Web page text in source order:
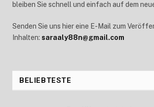
bleiben Sie schnell und einfach auf dem
Senden Sie uns hier eine E-Mail zum
Inhalten: saraaly88n@gmail.com
BELIEBTESTE